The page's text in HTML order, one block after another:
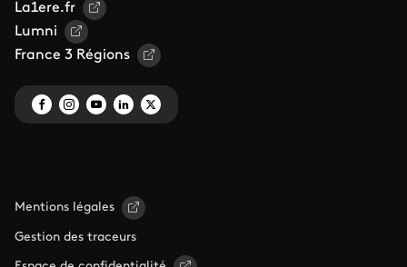
La1ere.fr
Lumni
France 3 Régions
Mentions légales
Gestion des traceurs